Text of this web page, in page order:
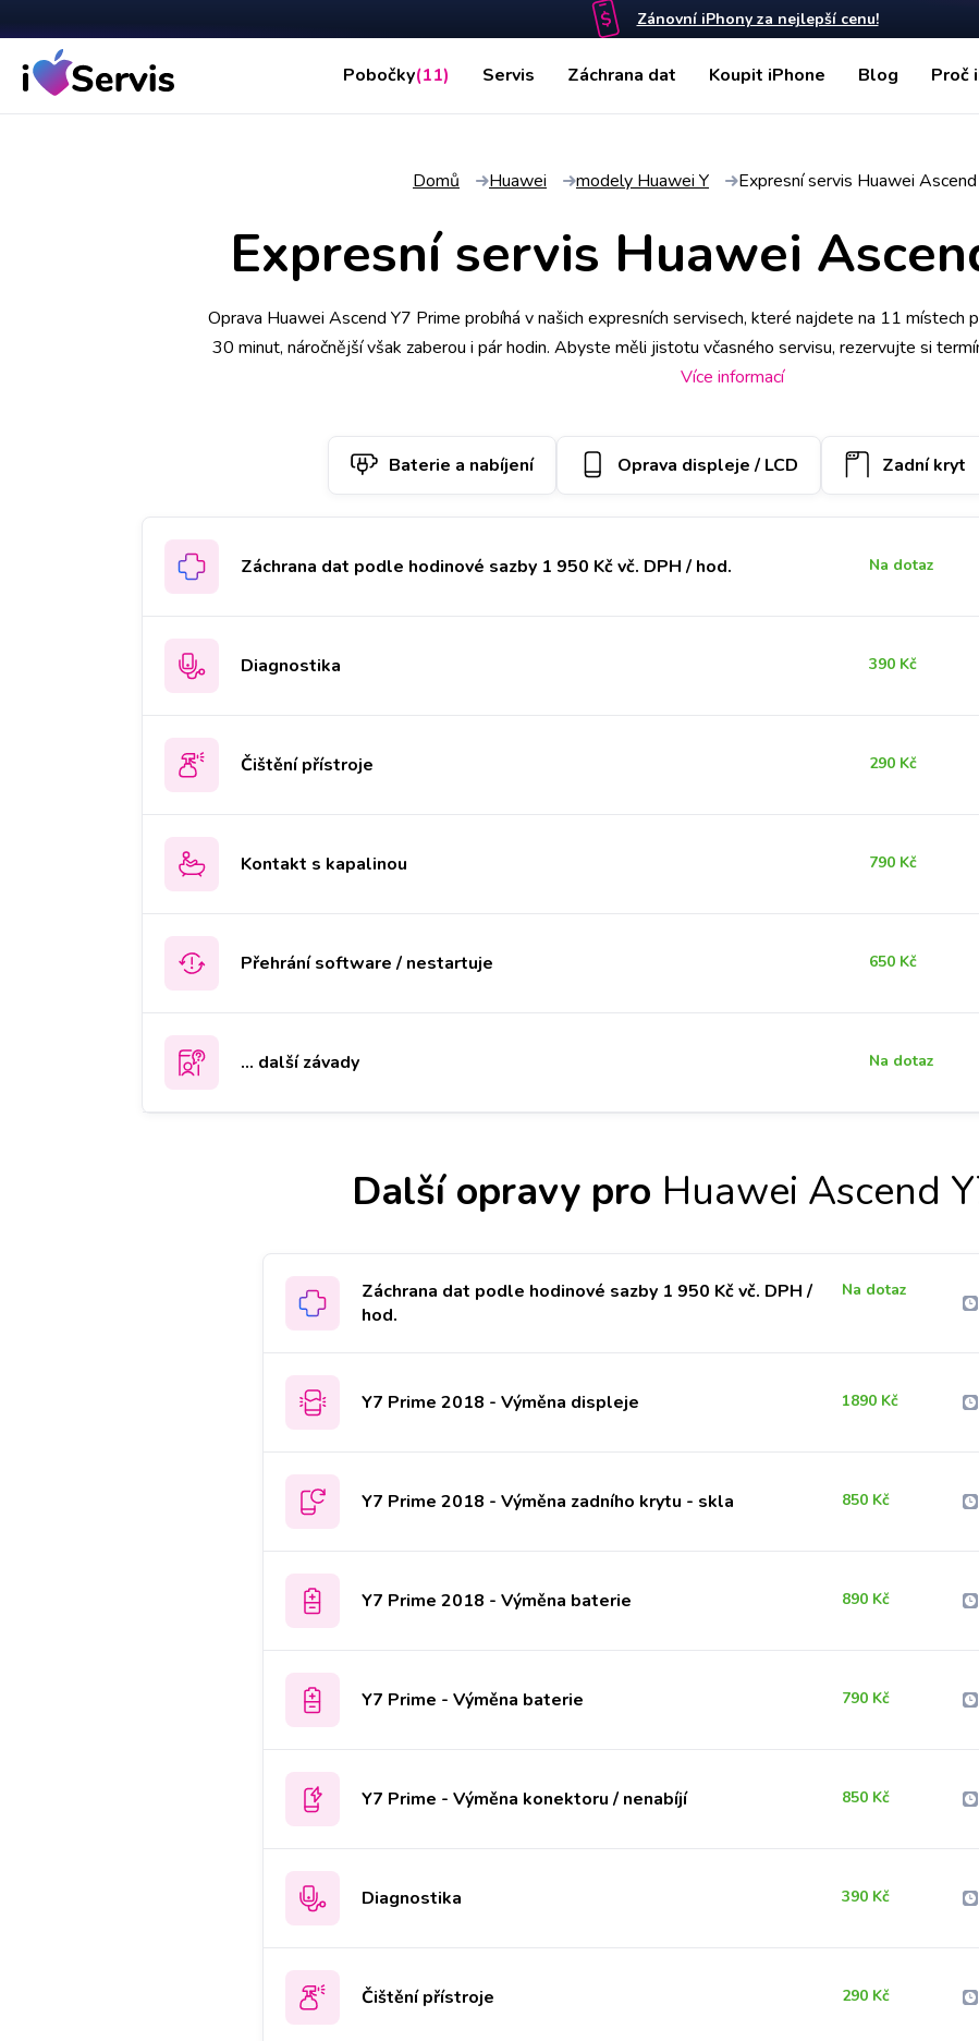
Zánovní iPhony za nejlepší cenu!
Pobočky(11) Servis Záchrana dat Koupit iPhone Blog Proč
Domů Huawei modely Huawei Y Expresní servis Huawei
Expresní servis Huawei
Oprava Huawei Ascend Y7 Prime probíhá v našich expresních servisech, které najdete na 11 místech
30 minut, náročnější však zaberou i pár hodin. Abyste měli jistotu včasného servisu, rezervujte si
Prime k opravě si u vás také může vyzvednout náš kurýr, který vám ho poté zaveze zpět. Kvalitu
Více informací
Baterie a nabíjení Oprava displeje / LCD Zadní kryt
Záchrana dat podle hodinové sazby 1 950 Kč vč. DPH / hod. Na dotaz
Diagnostika 390 Kč
Čištění přístroje 290 Kč
Kontakt s kapalinou 790 Kč
Přehrání software / nestartuje 650 Kč
... další závady Na dotaz
Další opravy pro Huawei Ascend
Záchrana dat podle hodinové sazby 1 950 Kč vč. DPH /
hod.
Na dotaz
Y7 Prime 2018 - Výměna displeje 1890 Kč
Y7 Prime 2018 - Výměna zadního krytu - skla 850 Kč
Y7 Prime 2018 - Výměna baterie 890 Kč
Y7 Prime - Výměna baterie 790 Kč
Y7 Prime - Výměna konektoru / nenabíjí 850 Kč
Diagnostika 390 Kč
Čištění přístroje 290 Kč